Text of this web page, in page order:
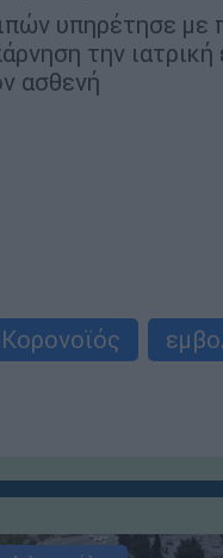
υπηρέτησε με
την ιατρική
ασθενή
Κορονοϊός